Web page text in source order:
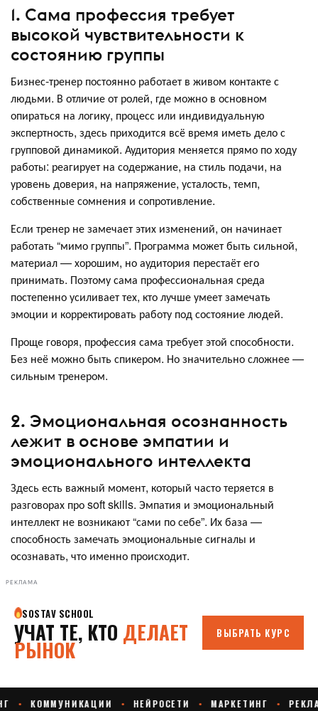
1. Сама профессия требует
высокой чувствительности к
состоянию группы
Бизнес-тренер постоянно работает в живом контакте с
людьми. В отличие от ролей, где можно в основном
опираться на логику, процесс или индивидуальную
экспертность, здесь приходится всё время иметь дело с
групповой динамикой. Аудитория меняется прямо по ходу
работы: реагирует на содержание, на стиль подачи, на
уровень доверия, на напряжение, усталость, темп,
собственные сомнения и сопротивление.
Если тренер не замечает этих изменений, он начинает
работать “мимо группы”. Программа может быть сильной,
материал — хорошим, но аудитория перестаёт его
принимать. Поэтому сама профессиональная среда
постепенно усиливает тех, кто лучше умеет замечать
эмоции и корректировать работу под состояние людей.
Проще говоря, профессия сама требует этой способности.
Без неё можно быть спикером. Но значительно сложнее —
сильным тренером.
2. Эмоциональная осознанность
лежит в основе эмпатии и
эмоционального интеллекта
Здесь есть важный момент, который часто теряется в
разговорах про soft skills. Эмпатия и эмоциональный
интеллект не возникают “сами по себе”. Их база —
способность замечать эмоциональные сигналы и
осознавать, что именно происходит.
РЕКЛАМА